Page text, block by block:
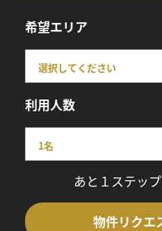
希望エリア
利用人数
あと１ステッ
物件リクエ